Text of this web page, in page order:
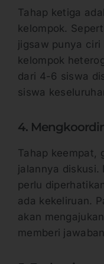
Tahap ketiga
kelompok.
jigsaw punya ciri
kelompok
dari 4-6 siswa
siswa
4.
Tahap keempat,
jalannya diskusi.
perlu
ada kekeliruan.
akan
memberi